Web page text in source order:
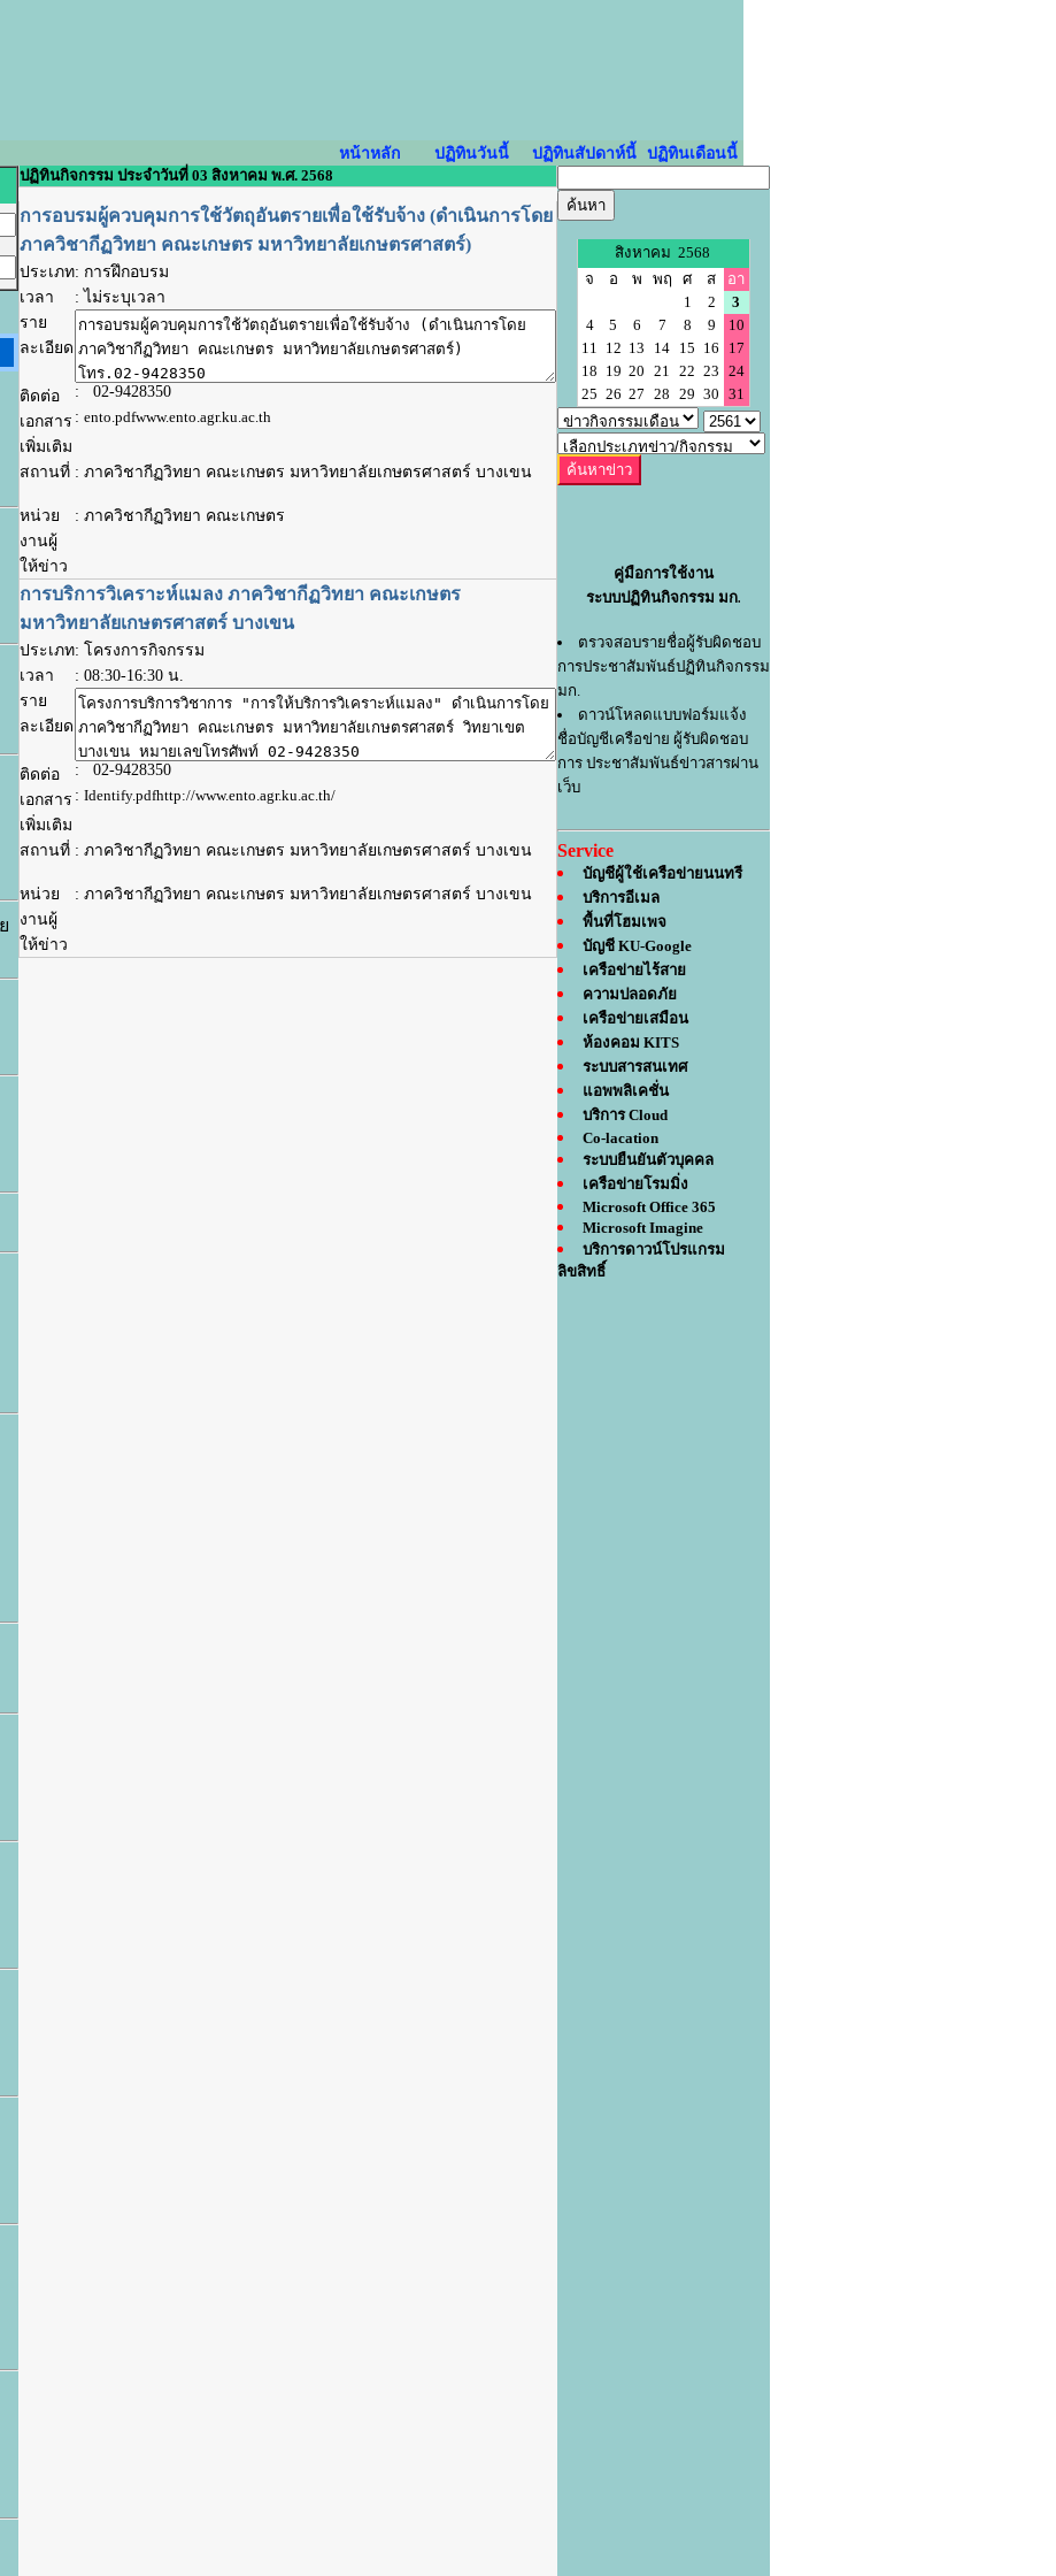
หน้าหลัก ปฏิทินวันนี้ ปฏิทินสัปดาห์นี้
ปฏิทินเดือนนี้
ปฏิทินกิจกรรม ประจำวันที่ 03 สิงหาคม พ.ศ. 2568
การอบรมผู้ควบคุมการใช้วัตถุอันตรายเพื่อใช้รับจ้าง (ดำเนินการโดย
ภาควิชากีฏวิทยา คณะเกษตร มหาวิทยาลัยเกษตรศาสตร์)
ประเภท: การฝึกอบรม
เวลา
: ไม่ระบุเวลา
ราย
ละเอียด
ติดต่อ
: 02-9428350
เอกสาร
เพิ่มเติม
: ento.pdfwww.ento.agr.ku.ac.th
สถานที่ : ภาควิชากีฏวิทยา คณะเกษตร มหาวิทยาลัยเกษตรศาสตร์ บางเขน
หน่วย
งานผู้
ให้ข่าว
: ภาควิชากีฏวิทยา คณะเกษตร
การบริการวิเคราะห์แมลง ภาควิชากีฏวิทยา คณะเกษตร
มหาวิทยาลัยเกษตรศาสตร์ บางเขน
ประเภท: โครงการกิจกรรม
เวลา
: 08:30-16:30 น.
ราย
ละเอียด
ติดต่อ
: 02-9428350
เอกสาร
เพิ่มเติม
: Identify.pdfhttp://www.ento.agr.ku.ac.th/
สถานที่ : ภาควิชากีฏวิทยา คณะเกษตร มหาวิทยาลัยเกษตรศาสตร์ บางเขน
หน่วย
งานผู้
ให้ข่าว
: ภาควิชากีฏวิทยา คณะเกษตร มหาวิทยาลัยเกษตรศาสตร์ บางเขน
สิงหาคม 2568
จ
อ พ พฤ ศ ส
อา
1
2
3
4
5 6 7 8 9
10
11 12 13 14 15 16
17
18 19 20 21 22 23 24
25 26 27 28 29 30 31
คู่มือการใช้งาน
ระบบปฏิทินกิจกรรม มก.
ตรวจสอบรายชื่อผู้รับผิดชอบ
การประชาสัมพันธ์ปฏิทินกิจกรรม
มก.
ดาวน์โหลดแบบฟอร์มแจ้ง
ชื่อบัญชีเครือข่าย ผู้รับผิดชอบ
การ ประชาสัมพันธ์ข่าวสารผ่าน
เว็บ
Service
บัญชีผู้ใช้เครือข่ายนนทรี
บริการอีเมล
พื้นที่โฮมเพจ
บัญชี KU-Google
เครือข่ายไร้สาย
ความปลอดภัย
เครือข่ายเสมือน
ห้องคอม KITS
ระบบสารสนเทศ
แอพพลิเคชั่น
บริการ Cloud
Co-lacation
ระบบยืนยันตัวบุคคล
เครือข่ายโรมมิ่ง
Microsoft Office 365
Microsoft Imagine
บริการดาวน์โปรแกรม
ลิขสิทธิ์